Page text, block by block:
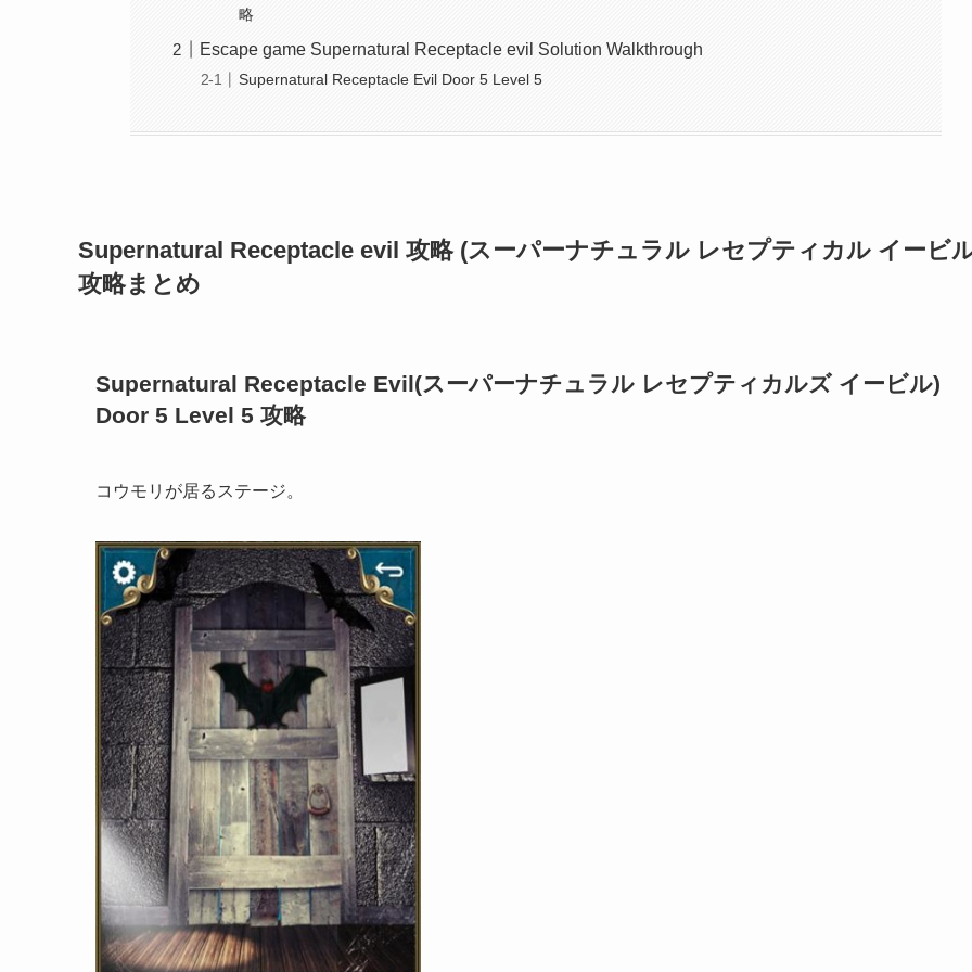
略
Escape game Supernatural Receptacle evil Solution Walkthrough
Supernatural Receptacle Evil Door 5 Level 5
Supernatural Receptacle evil 攻略 (スーパーナチュラル レセプティカル イービ
攻略まとめ
Supernatural Receptacle Evil(スーパーナチュラル レセプティカルズ イービル)
Door 5 Level 5 攻略
コウモリが居るステージ。